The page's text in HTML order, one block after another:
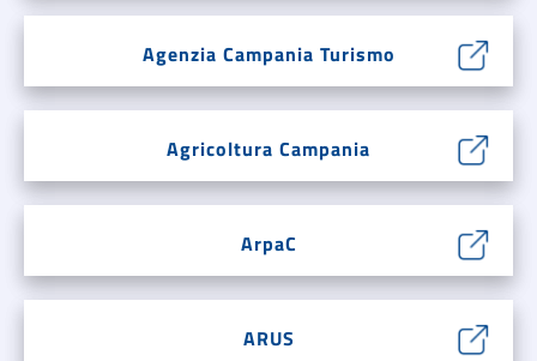
Agenzia Campania Turismo
Agricoltura Campania
ArpaC
ARUS